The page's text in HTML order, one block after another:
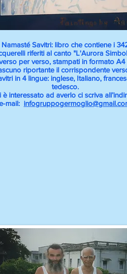
Namasté Savitri: libro che contiene i
riferiti al canto "L'Aurora
per verso, stampati in formato A4
riportante il corrispondente
in 4 lingue: inglese, Italiano,
tedesco.
è interessato ad averlo ci scriva
mail: